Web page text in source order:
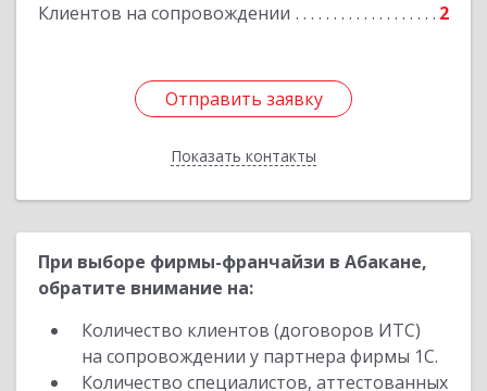
Клиентов на сопровождении 2
Отправить заявку
Показать контакты
Подробнее
Отправить заявку
Назад
При выборе фирмы-франчайзи в Абакане,
обратите внимание на:
Количество клиентов (договоров ИТС)
на сопровождении у партнера фирмы 1С.
Количество специалистов, аттестованных